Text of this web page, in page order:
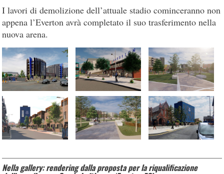
I lavori di demolizione dell’attuale stadio cominceranno non
appena l’Everton avrà completato il suo trasferimento nella
nuova arena.
Nella gallery: rendering dalla proposta per la riqualificazione